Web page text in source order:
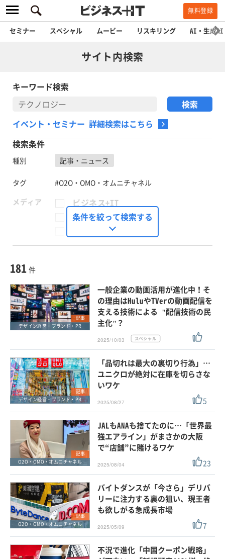
無料登録
セミナー スペシャル ムービー リスキリング AI・生成AI
サイト内検索
キーワード検索
イベント・セミナー 詳細検索はこちら
検索条件
種別 記事・ニュース
タグ
#O2O・OMO・オムニチャネル
メディア
ビジネス+IT
FinTech Journal
Seizo Trend
外部ニュース
スペシャルに限定する
タグ ×
× O2O・OMO・オムニチャネル
クリア この条件で検索する
条件を絞って検索する
181 件
記事
デザイン経営・ブランド・PR
一般企業の動画活用が進化中！そ
の理由はHuluやTVerの動画配信を
支える技術による "配信技術の民
主化"？
2025/10/03
記事
デザイン経営・ブランド・PR
「品切れは最大の裏切り行為」…
ユニクロが絶対に在庫を切らさな
いワケ
2025/08/27 5
記事
O2O・OMO・オムニチャネル
JALもANAも捨てたのに…「世界最
強エアライン」がまさかの大阪
で“店舗”に賭けるワケ
2025/08/04 23
記事
O2O・OMO・オムニチャネル
バイトダンスが「今さら」デリバ
リーに注力する裏の狙い、現王者
も欲しがる急成長市場
2025/05/09 7
不況で進化「中国クーポン戦略」